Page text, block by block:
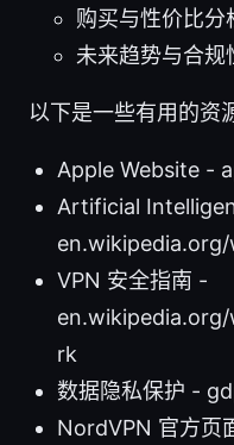
购买与性价比分
未来趋势与合规
以下是一些有用的资
Apple Website -
Artificial
VPN 安全指南 -
rk
数据隐私保护 -
NordVPN 官方